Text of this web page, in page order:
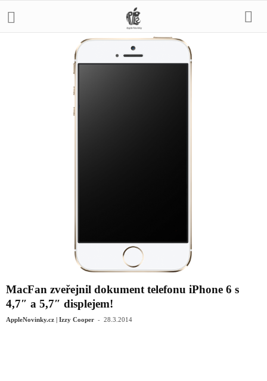
MacFan zveřejnil dokument telefonu iPhone 6 s
4,7″ a 5,7″ displejem!
AppleNovinky.cz | Izzy Cooper - 28.3.2014